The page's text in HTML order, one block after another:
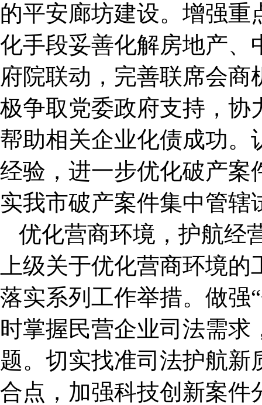
的平安廊坊建设。增强
化手段妥善化解房地产、
府院联动，完善联席会
极争取党委政府支持，协
帮助相关企业化债成功。
经验，进一步优化破产案
实我市破产案件集中管辖
优化营商环境，护航经
上级关于优化营商环境
落实系列工作举措。做强
时掌握民营企业司法需
题。切实找准司法护航
合点，加强科技创新案件